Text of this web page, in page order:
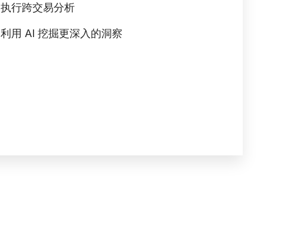
制作买受人名录并营销您的交易
准备并执行尽职调查
发挥生成式 AI 的强大功能
解锁智能信息发现
执行跨交易分析
利用 AI 挖掘更深入的洞察
动态定制化水印
全面的审计报告